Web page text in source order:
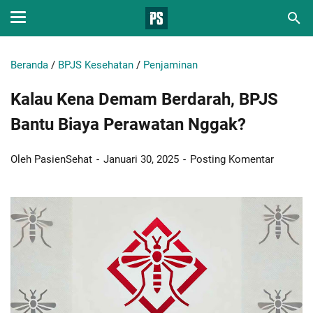
Beranda / BPJS Kesehatan / Penjaminan
Kalau Kena Demam Berdarah, BPJS
Bantu Biaya Perawatan Nggak?
Oleh PasienSehat Januari 30, 2025 Posting Komentar